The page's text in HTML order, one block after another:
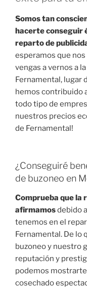
Somos tan
hacerte conseguir
reparto de
esperamos que
vengas a vernos a
Fernamental, lugar
hemos contribuido
todo tipo de
nuestros precios
de Fernamental!
¿Conseguiré
de buzoneo en
Comprueba que la
afirmamosdebido
tenemos en el
Fernamental. De lo
buzoneo y nuestro
reputación y
podemos
cosechado